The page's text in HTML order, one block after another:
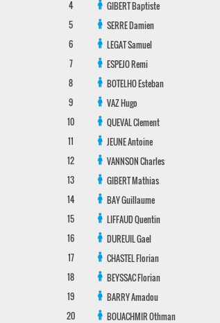
4
GIBERTBaptiste
5
SERREDamien
6
LEGATSamuel
7
ESPEJORemi
8
BOTELHOEsteban
9
VAZHugo
10
QUEVALClement
11
JEUNEAntoine
12
VANNSONCharles
13
GIBERTMathias
14
BAYGuillaume
15
LIFFAUDQuentin
16
DUREUILGael
17
CHASTELFlorian
18
BEYSSACFlorian
19
BARRYAmadou
20
BOUACHMIROthman